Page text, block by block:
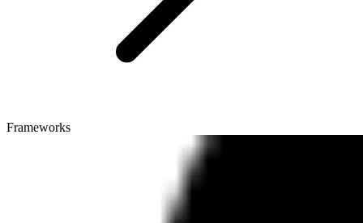
Frameworks